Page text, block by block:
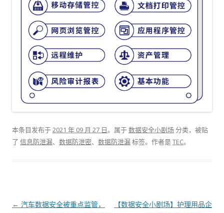
本条目发布于2021 年 09 月 27 日。属于数据安全小剧场分类，被贴
了 信息防泄漏、 数据防泄密、 数据防泄漏标签。 作者是TEC。
文章导航
← 汽车数据安全被重点监管，
【数据安全小剧场】护理用品企